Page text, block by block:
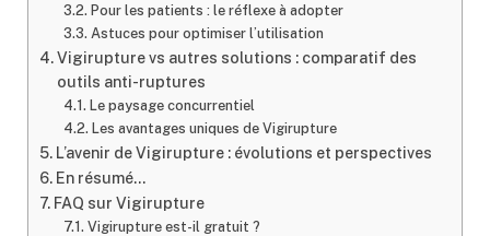
Pour les patients : le réflexe à adopter
Astuces pour optimiser l’utilisation
Vigirupture vs autres solutions : comparatif des
outils anti-ruptures
Le paysage concurrentiel
Les avantages uniques de Vigirupture
L’avenir de Vigirupture : évolutions et perspectives
En résumé…
FAQ sur Vigirupture
Vigirupture est-il gratuit ?